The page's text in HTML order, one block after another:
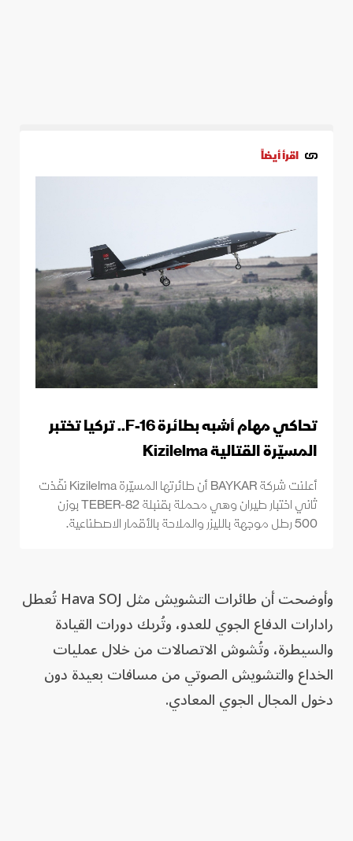
اقرأ أيضاً
تحاكي مهام أشبه بطائرة F-16.. تركيا تختبر
المسيّرة القتالية Kizilelma
أعلنت شركة BAYKAR أن طائرتها المسيّرة Kizilelma نفّذت
ثاني اختبار طيران وهي محملة بقنبلة TEBER-82 بوزن
500 رطل موجهة بالليزر والملاحة بالأقمار الاصطناعية.
وأوضحت أن طائرات التشويش مثل Hava SOJ تُعطل
رادارات الدفاع الجوي للعدو، وتُربك دورات القيادة
والسيطرة، وتُشوش الاتصالات من خلال عمليات
الخداع والتشويش الصوتي من مسافات بعيدة دون
دخول المجال الجوي المعادي.